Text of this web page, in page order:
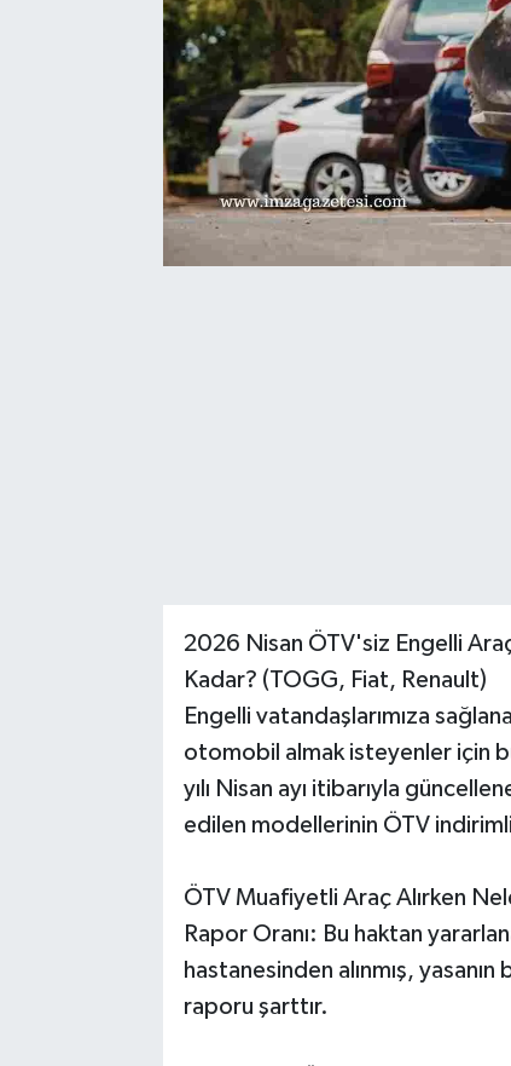
2026 Nisan ÖTV'siz Engelli
Kadar? (TOGG, Fiat, Renault)
Engelli vatandaşlarımıza
otomobil almak isteyenler için
yılı Nisan ayı itibarıyla
edilen modellerinin ÖTV
ÖTV Muafiyetli Araç Alırken
Rapor Oranı: Bu haktan
hastanesinden alınmış,
raporu şarttır.